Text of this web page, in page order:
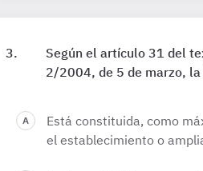
Según el artículo 31 del
2/2004, de 5 de marzo,
Está constituida, como
el establecimiento o